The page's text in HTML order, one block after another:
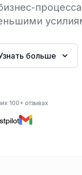
больше
100+ отзывах